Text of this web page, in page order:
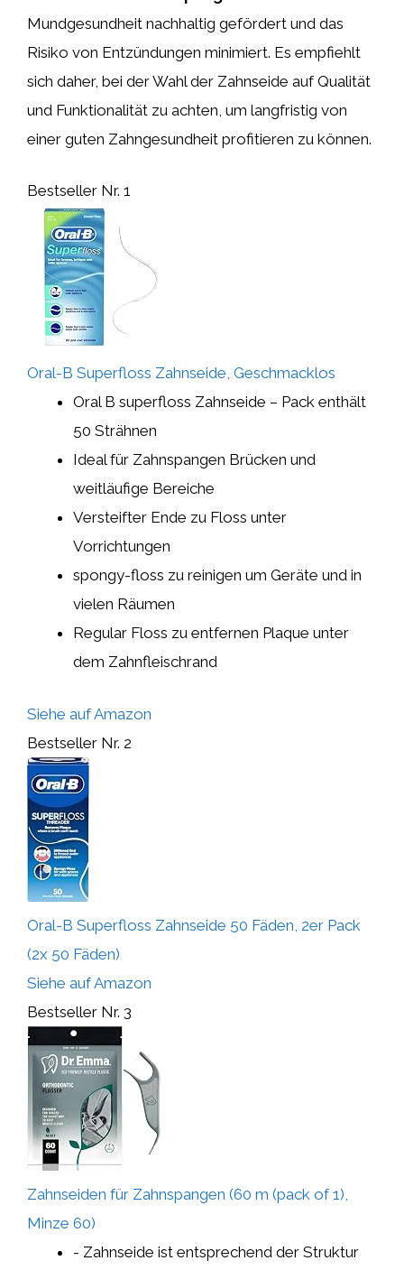
Mundgesundheit nachhaltig gefördert und das
Risiko von Entzündungen minimiert. Es empfiehlt
sich daher, bei der Wahl der Zahnseide auf Qualität
und Funktionalität zu achten, um langfristig von
einer guten Zahngesundheit profitieren zu können.
Bestseller Nr. 1
Oral-B Superfloss Zahnseide, Geschmacklos
Oral B superfloss Zahnseide – Pack enthält
50 Strähnen
Ideal für Zahnspangen Brücken und
weitläufige Bereiche
Versteifter Ende zu Floss unter
Vorrichtungen
spongy-floss zu reinigen um Geräte und in
vielen Räumen
Regular Floss zu entfernen Plaque unter
dem Zahnfleischrand
Siehe auf Amazon
Bestseller Nr. 2
Oral-B Superfloss Zahnseide 50 Fäden, 2er Pack
(2x 50 Fäden)
Siehe auf Amazon
Bestseller Nr. 3
Zahnseiden für Zahnspangen (60 m (pack of 1),
Minze 60)
- Zahnseide ist entsprechend der Struktur